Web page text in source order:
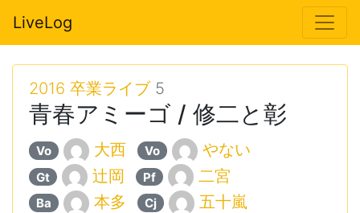
LiveLog
2016 卒業ライブ5
青春アミーゴ / 修二と彰
Vo 大西 Vo やない
Gt 辻岡 Pf 二宮
Ba 本多 Cj 五十嵐